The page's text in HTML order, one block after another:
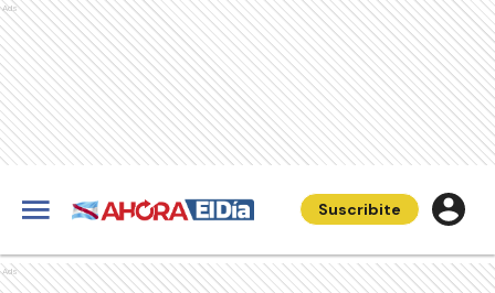
Ads
Suscribite
Ads